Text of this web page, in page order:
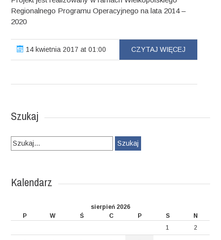
Regionalnego Programu Operacyjnego na lata 2014 –
2020
14 kwietnia 2017 at 01:00 CZYTAJ WIĘCEJ
Szukaj
Szukaj:
Kalendarz
sierpień 2026
P
W Ś C P S N
1 2